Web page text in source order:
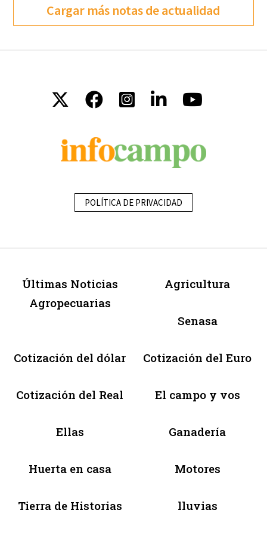
Cargar más notas de actualidad
POLÍTICA DE PRIVACIDAD
Últimas Noticias
Agropecuarias
Agricultura
Senasa
Cotización del dólar Cotización del Euro
Cotización del Real El campo y vos
Ellas Ganadería
Huerta en casa Motores
Tierra de Historias lluvias